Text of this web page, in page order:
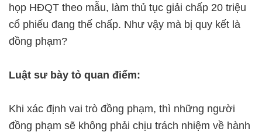
họp HĐQT theo mẫu, làm thủ tục giải chấp 20 triệu
cổ phiếu đang thế chấp. Như vậy mà bị quy kết là
đồng phạm?
Luật sư bày tỏ quan điểm:
Khi xác định vai trò đồng phạm, thì những người
đồng phạm sẽ không phải chịu trách nhiệm về hành